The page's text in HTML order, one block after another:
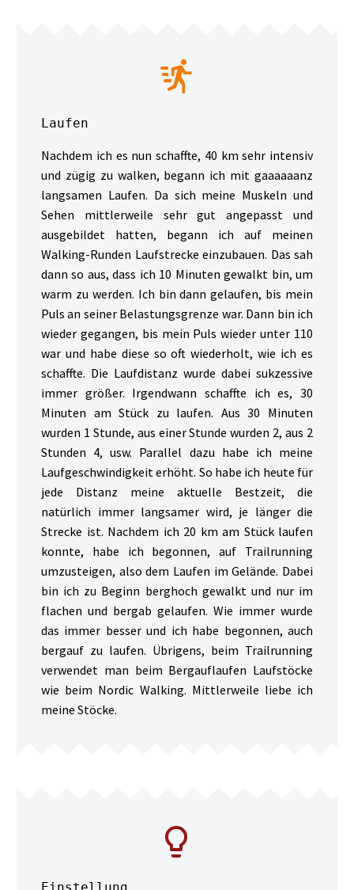


Laufen
Nachdem ich es nun schaffte, 40 km sehr intensiv
und zügig zu walken, begann ich mit gaaaaaanz
langsamen Laufen. Da sich meine Muskeln und
Sehen mittlerweile sehr gut angepasst und
ausgebildet hatten, begann ich auf meinen
Walking-Runden Laufstrecke einzubauen. Das sah
dann so aus, dass ich 10 Minuten gewalkt bin, um
warm zu werden. Ich bin dann gelaufen, bis mein
Puls an seiner Belastungsgrenze war. Dann bin ich
wieder gegangen, bis mein Puls wieder unter 110
war und habe diese so oft wiederholt, wie ich es
schaffte. Die Laufdistanz wurde dabei sukzessive
immer größer. Irgendwann schaffte ich es, 30
Minuten am Stück zu laufen. Aus 30 Minuten
wurden 1 Stunde, aus einer Stunde wurden 2, aus 2
Stunden 4, usw. Parallel dazu habe ich meine
Laufgeschwindigkeit erhöht. So habe ich heute für
jede Distanz meine aktuelle Bestzeit, die
natürlich immer langsamer wird, je länger die
Strecke ist. Nachdem ich 20 km am Stück laufen
konnte, habe ich begonnen, auf Trailrunning
umzusteigen, also dem Laufen im Gelände. Dabei
bin ich zu Beginn berghoch gewalkt und nur im
flachen und bergab gelaufen. Wie immer wurde
das immer besser und ich habe begonnen, auch
bergauf zu laufen. Übrigens, beim Trailrunning
verwendet man beim Bergauflaufen Laufstöcke
wie beim Nordic Walking. Mittlerweile liebe ich
meine Stöcke.

